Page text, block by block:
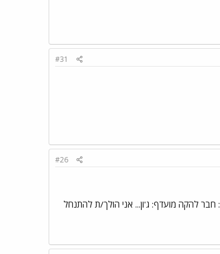
#31
#26
אלבום מועדף של בונג': This Left Feels Right: חבר להקה מועדף: ג'ון... אני הולך/ת להתנחל